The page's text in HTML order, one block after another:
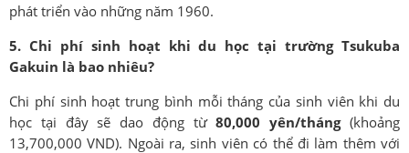
phát triển vào những năm 1960.
5. Chi phí sinh hoạt khi du học tại trường Tsukuba
Gakuin là bao nhiêu?
Chi phí sinh hoạt trung bình mỗi tháng của sinh viên khi du
học tại đây sẽ dao động từ80,000 yên/tháng(khoảng
13,700,000 VND). Ngoài ra, sinh viên có thể đi làm thêm với